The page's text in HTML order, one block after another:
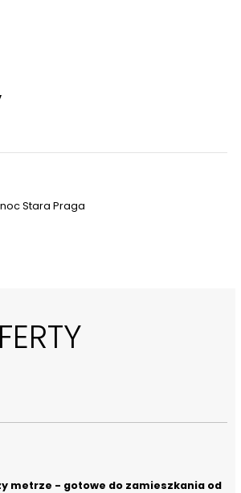
Stara Praga
metrze - gotowe do zamieszkania od